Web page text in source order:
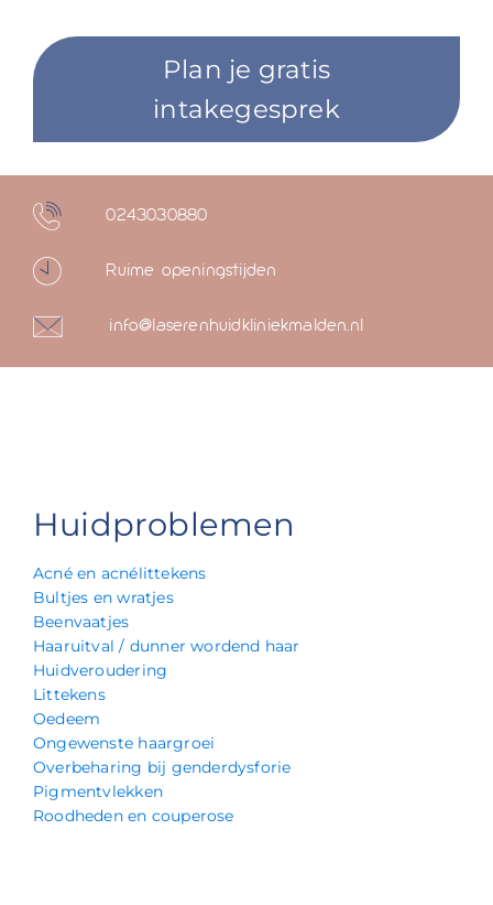
Plan je gratis
intakegesprek
0243030880
Ruime openingstijden
info@laserenhuidkliniekmalden.nl
Huidproblemen
Acné en acnélittekens
Bultjes en wratjes
Beenvaatjes
Haaruitval / dunner wordend haar
Huidveroudering
Littekens
Oedeem
Ongewenste haargroei
Overbeharing bij genderdysforie
Pigmentvlekken
Roodheden en couperose